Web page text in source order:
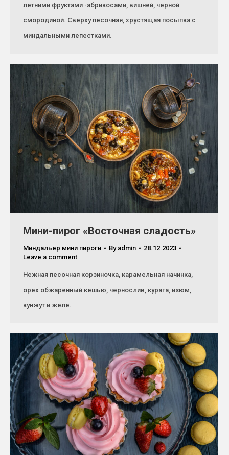
летними фруктами -абрикосами, вишней, черной
смородиной. Сверху песочная, хрустящая посыпка с
миндальными лепестками.
Мини-пирог «Восточная сладость»
Миндальер мини пироги By admin
28.12.2023
Leave a comment
Нежная песочная корзиночка, карамельная начинка,
орех обжаренный кешью, чернослив, курага, изюм,
кунжут и желе.